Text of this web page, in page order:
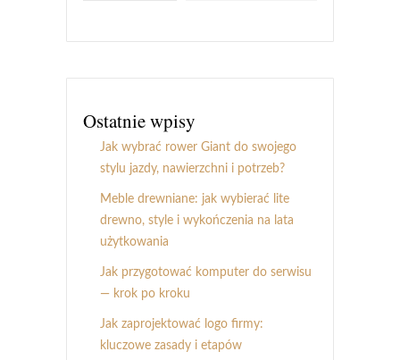
Ostatnie wpisy
Jak wybrać rower Giant do swojego
stylu jazdy, nawierzchni i potrzeb?
Meble drewniane: jak wybierać lite
drewno, style i wykończenia na lata
użytkowania
Jak przygotować komputer do serwisu
— krok po kroku
Jak zaprojektować logo firmy:
kluczowe zasady i etapów